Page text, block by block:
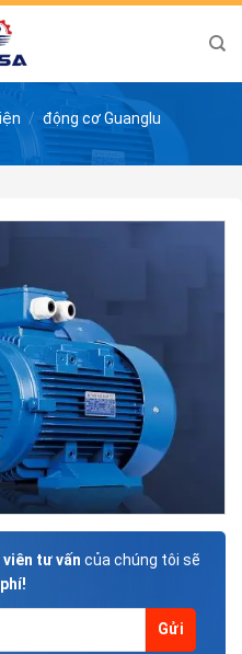
/ động cơ Guanglu
viên tư vấn của chúng tôi sẽ